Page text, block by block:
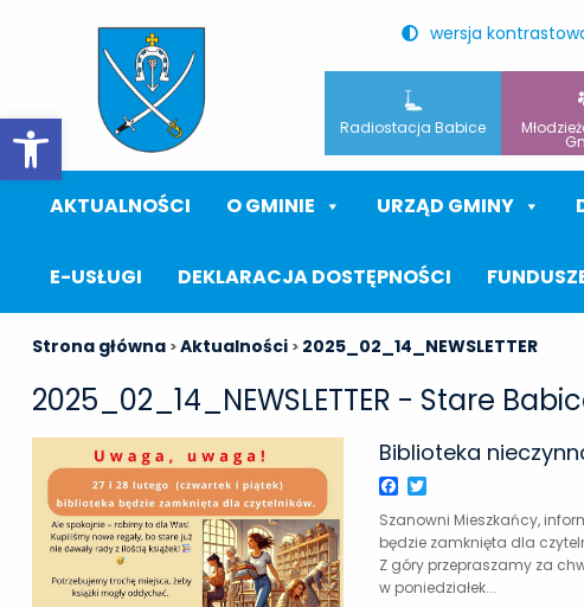
Otwórz pasek narzędzi
wersja
Radiostacja Babice
AKTUALNOŚCI O GMINIE URZĄD GMINY
E-USŁUGI DEKLARACJA DOSTĘPNOŚCI
Strona główna >Aktualności > 2025_02_14_NEWSLETTER
2025_02_14_NEWSLETTER - Stare
Biblioteka
Facebook
Szanowni Mieszkańcy,
będzie zamknięta dla
Z góry przepraszamy za
w poniedziałek...